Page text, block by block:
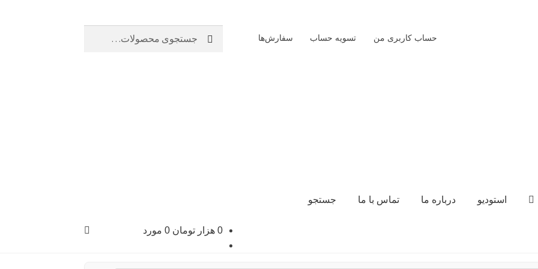
حساب کاربری من تسویه حساب سفارش‌ها
استودیو درباره ما تماس با ما جستجو
0 هزار تومان 0 مورد